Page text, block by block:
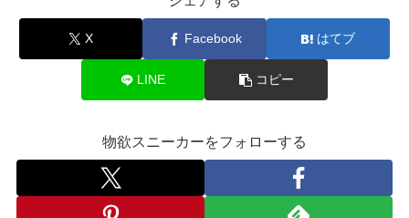
X Facebook はてブ
LINE コピー
物欲スニーカーをフォローする